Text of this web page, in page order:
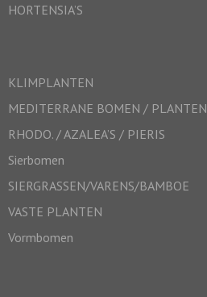
HORTENSIA’S
KLIMPLANTEN
MEDITERRANE BOMEN / PLANTEN
RHODO. / AZALEA’S / PIERIS
Sierbomen
SIERGRASSEN/VARENS/BAMBOE
VASTE PLANTEN
Vormbomen